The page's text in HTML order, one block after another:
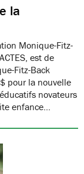
la
Monique-Fitz-
est de
Fitz-Back
pour la nouvelle
novateurs
enfance…